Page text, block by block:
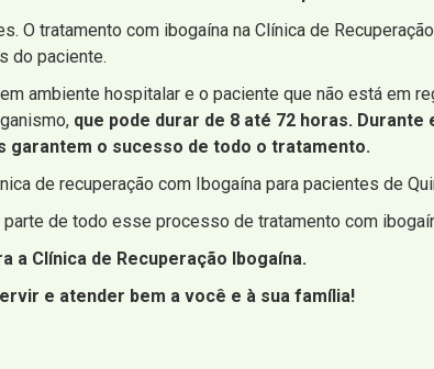
O tratamento com ibogaína na Clínica de
do paciente.
ambiente hospitalar e o paciente que não está em
que pode durar de 8 até 72 horas.
garantem o sucesso de todo o tratamento.
de recuperação com Ibogaína para pacientes de
de todo esse processo de tratamento com
a Clínica de Recuperação Ibogaína.
e atender bem a você e à sua família!